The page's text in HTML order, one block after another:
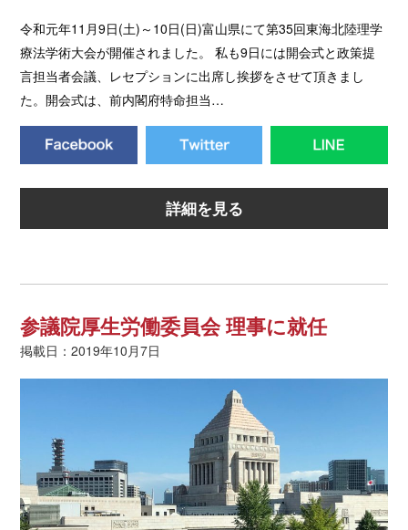
令和元年11月9日(土)～10日(日)富山県にて第35回東海北陸理学
療法学術大会が開催されました。 私も9日には開会式と政策提
言担当者会議、レセプションに出席し挨拶をさせて頂きまし
た。開会式は、前内閣府特命担当…
詳細を見る
参議院厚生労働委員会 理事に就任
掲載日：2019年10月7日